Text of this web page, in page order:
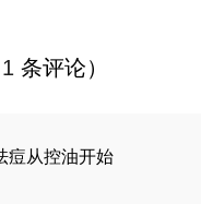
1 条评论）
痘从控油开始